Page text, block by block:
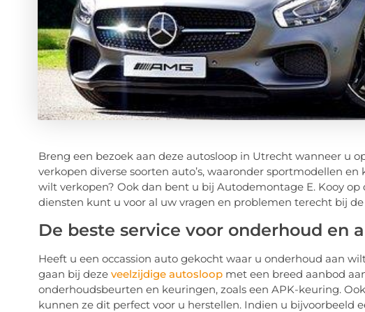
Breng een bezoek aan deze autosloop in Utrecht wanneer u
verkopen diverse soorten auto’s, waaronder sportmodellen en
wilt verkopen? Ook dan bent u bij Autodemontage E. Kooy
diensten kunt u voor al uw vragen en problemen terecht bij
De beste service voor onderhoud en
Heeft u een occassion auto gekocht waar u onderhoud aan
gaan bij deze veelzijdige autosloopmet een breed aanbod
onderhoudsbeurten en keuringen, zoals een APK-keuring.
kunnen ze dit perfect voor u herstellen. Indien u bijvoorbeeld